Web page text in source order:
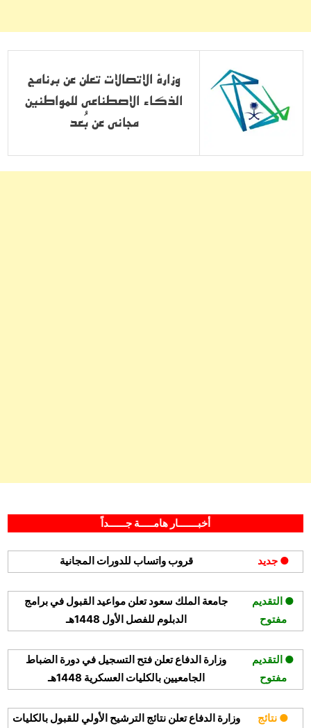
وزارة الاتصالات تعلن عن برنامج
الذكاء الاصطناعي للمواطنين
مجاني عن بُعد
وزارة
الاتصالات
تعلن
الذكاء
عن
أخبـــــــار هامـــــة جــــــداً
● جديد قروب واتساب للدورات المجانية
● التقديم
مفتوح
جامعة الملك سعود تعلن مواعيد القبول في برامج
الدبلوم للفصل الأول 1448هـ
● التقديم
مفتوح
وزارة الدفاع تعلن فتح التسجيل في دورة الضباط
الجامعيين بالكليات العسكرية 1448هـ
● نتائج
وزارة الدفاع تعلن نتائج الترشيح الأولي للقبول بالكليات